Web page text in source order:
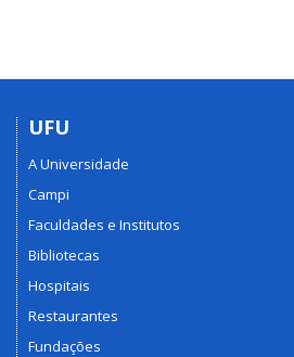
UFU
A Universidade
Campi
Faculdades e Institutos
Bibliotecas
Hospitais
Restaurantes
Fundações